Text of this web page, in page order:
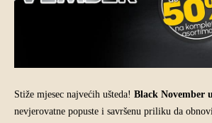
Stiže mjesec najvećih ušteda! Black November
nevjerovatne popuste i savršenu priliku da